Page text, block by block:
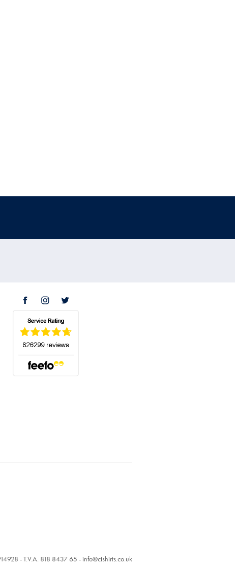
- T.V.A. 818 8437 65 - info@ctshirts.co.uk